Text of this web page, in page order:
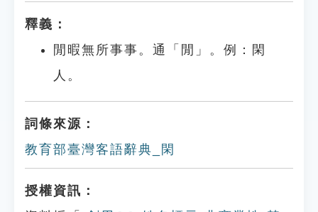
釋義：
閒暇無所事事。通「閒」。例：閑
人。
詞條來源：
教育部臺灣客語辭典_閑
授權資訊：